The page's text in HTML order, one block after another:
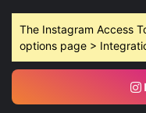
The Instagram Access
options page >